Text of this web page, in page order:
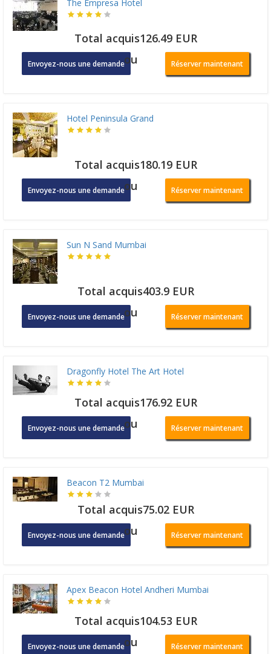
The Empresa Hotel
Total acquis126.49 EUR
Envoyez-nous une demandeou Réserver maintenant
Hotel Peninsula Grand
Total acquis180.19 EUR
Envoyez-nous une demandeou Réserver maintenant
Sun N Sand Mumbai
Total acquis403.9 EUR
Envoyez-nous une demandeou Réserver maintenant
Dragonfly Hotel The Art Hotel
Total acquis176.92 EUR
Envoyez-nous une demandeou Réserver maintenant
Beacon T2 Mumbai
Total acquis75.02 EUR
Envoyez-nous une demandeou Réserver maintenant
Apex Beacon Hotel Andheri Mumbai
Total acquis104.53 EUR
Envoyez-nous une demandeou Réserver maintenant